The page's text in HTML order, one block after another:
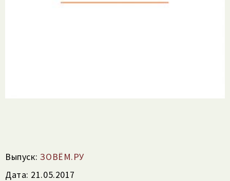
Выпуск:ЗОВЁМ.РУ
Дата: 21.05.2017